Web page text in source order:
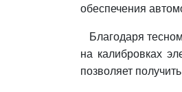
обеспечения
Благодаря
на калибровках
позволяет